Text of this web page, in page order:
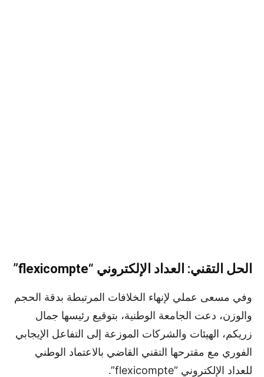
الحل التقني: العداد الإلكتروني “flexicompte”
وفي مسعى عملي لإنهاء الخلافات المرتبطة بدقة الحجم
والوزن، دعت الجامعة الوطنية، بتوقيع رئيسها جمال
زريكم، الهيئات والشركات الموزعة إلى التفاعل الإيجابي
الفوري مع مقترحها التقني القاضي بالاعتماد الوطني
للعداد الإلكتروني “flexicompte”.